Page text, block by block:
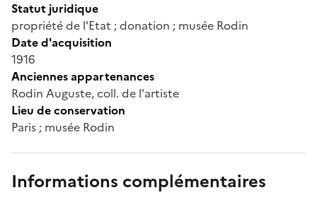
Statut juridique
propriété de l'Etat ; donation ; musée Rodin
Date d'acquisition
1916
Anciennes appartenances
Rodin Auguste, coll. de l'artiste
Lieu de conservation
Paris ; musée Rodin
Informations complémentaires